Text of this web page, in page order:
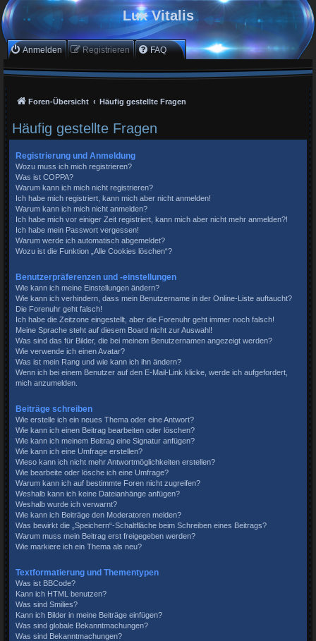
Lux Vitalis
Anmelden Registrieren FAQ
Foren-Übersicht Häufig gestellte Fragen
Häufig gestellte Fragen
Registrierung und Anmeldung
Wozu muss ich mich registrieren?
Was ist COPPA?
Warum kann ich mich nicht registrieren?
Ich habe mich registriert, kann mich aber nicht anmelden!
Warum kann ich mich nicht anmelden?
Ich habe mich vor einiger Zeit registriert, kann mich aber nicht mehr anmelden?!
Ich habe mein Passwort vergessen!
Warum werde ich automatisch abgemeldet?
Wozu ist die Funktion „Alle Cookies löschen“?
Benutzerpräferenzen und -einstellungen
Wie kann ich meine Einstellungen ändern?
Wie kann ich verhindern, dass mein Benutzername in der Online-Liste auftaucht?
Die Forenuhr geht falsch!
Ich habe die Zeitzone eingestellt, aber die Forenuhr geht immer noch falsch!
Meine Sprache steht auf diesem Board nicht zur Auswahl!
Was sind das für Bilder, die bei meinem Benutzernamen angezeigt werden?
Wie verwende ich einen Avatar?
Was ist mein Rang und wie kann ich ihn ändern?
Wenn ich bei einem Benutzer auf den E-Mail-Link klicke, werde ich aufgefordert,
mich anzumelden.
Beiträge schreiben
Wie erstelle ich ein neues Thema oder eine Antwort?
Wie kann ich einen Beitrag bearbeiten oder löschen?
Wie kann ich meinem Beitrag eine Signatur anfügen?
Wie kann ich eine Umfrage erstellen?
Wieso kann ich nicht mehr Antwortmöglichkeiten erstellen?
Wie bearbeite oder lösche ich eine Umfrage?
Warum kann ich auf bestimmte Foren nicht zugreifen?
Weshalb kann ich keine Dateianhänge anfügen?
Weshalb wurde ich verwarnt?
Wie kann ich Beiträge den Moderatoren melden?
Was bewirkt die „Speichern“-Schaltfläche beim Schreiben eines Beitrags?
Warum muss mein Beitrag erst freigegeben werden?
Wie markiere ich ein Thema als neu?
Textformatierung und Thementypen
Was ist BBCode?
Kann ich HTML benutzen?
Was sind Smilies?
Kann ich Bilder in meine Beiträge einfügen?
Was sind globale Bekanntmachungen?
Was sind Bekanntmachungen?